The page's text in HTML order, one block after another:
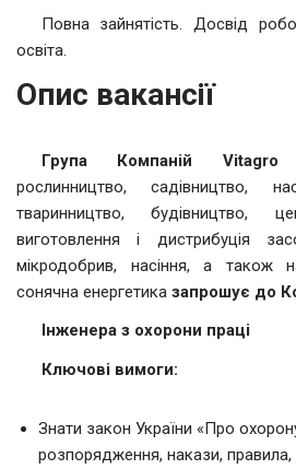
Повна зайнятість. Досвід
освіта.
Опис вакансії
Група Компаній
рослинництво, садівництво,
тваринництво, будівництво,
виготовлення і дистрибуція
мікродобрив, насіння, а також
сонячна енергетика запрошує до
Інженера з охорони праці
Ключові вимоги:
Знати закон України «Про
розпорядження, накази, правила,